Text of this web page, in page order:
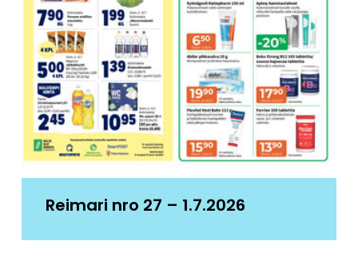
Reimari nro 27 – 1.7.2026